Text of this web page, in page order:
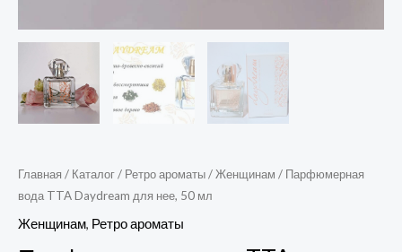
Главная / Каталог/ Ретро ароматы/Женщинам / Парфюмерная
вода TTA Daydream для нее, 50 мл
Женщинам, Ретро ароматы